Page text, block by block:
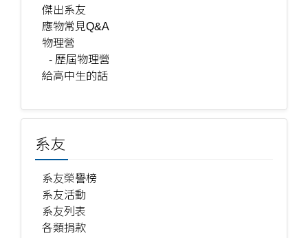
傑出系友
應物常見Q&A
物理營
- 歷屆物理營
給高中生的話
系友
系友榮譽榜
系友活動
系友列表
各類捐款